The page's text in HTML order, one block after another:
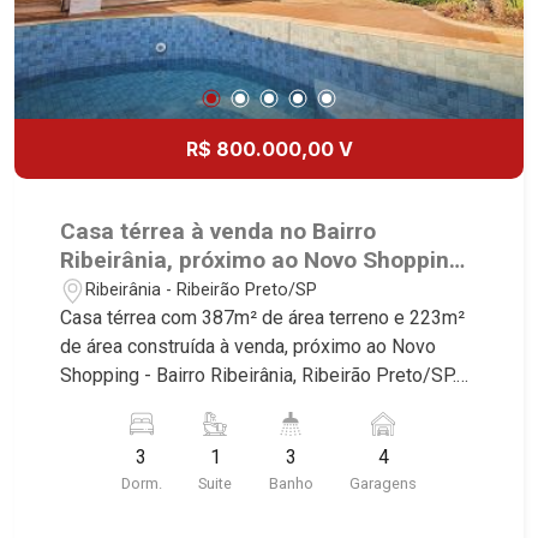
R$ 800.000,00 V
Casa térrea à venda no Bairro
Ribeirânia, próximo ao Novo Shopping -
Ribeirão Preto/SP.
Ribeirânia - Ribeirão Preto/SP
Casa térrea com 387m² de área terreno e 223m²
de área construída à venda, próximo ao Novo
Shopping - Bairro Ribeirânia, Ribeirão Preto/SP.
Martinelli Imobiliária selecionou para você: -
387m² de área terreno e 223m² de área
construída - 3 dormitórios com armários sendo 1
3
Dorm.
1
Suite
3
Banho
4
Garagens